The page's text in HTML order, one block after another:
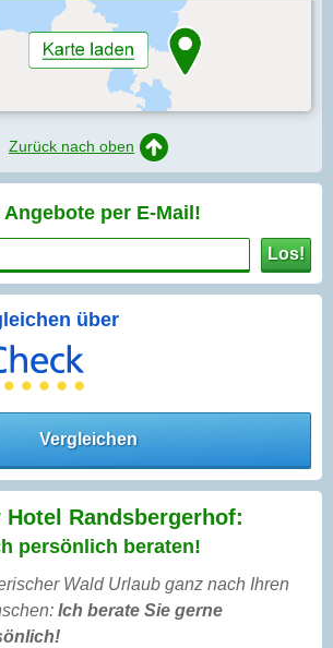
Zurück nach oben
per E-Mail!
Los!
über
Vergleichen
Randsbergerhof:
persönlich beraten!
Wald Urlaub ganz nach Ihren
Ich berate Sie gerne